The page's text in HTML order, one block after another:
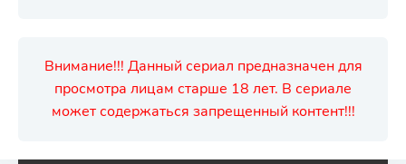
Внимание!!! Данный сериал предназначен для
просмотра лицам старше 18 лет. В сериале
может содержаться запрещенный контент!!!